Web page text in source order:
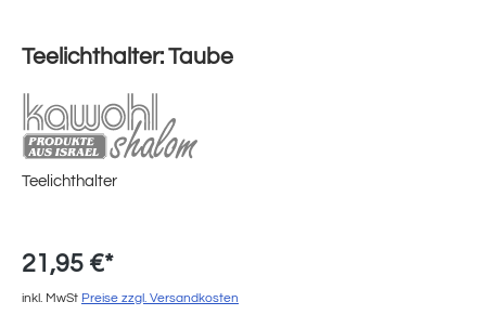
Teelichthalter: Taube
Teelichthalter
21,95 €*
inkl. MwSt Preise zzgl. Versandkosten